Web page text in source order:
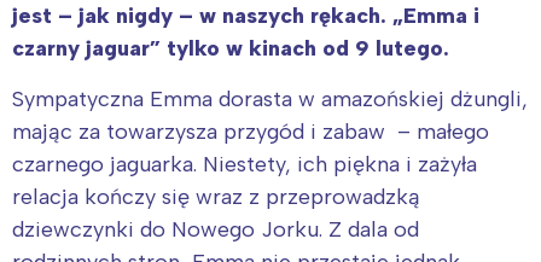
jest – jak nigdy – w naszych rękach. „Emma i
czarny jaguar” tylko w kinach od 9 lutego.
Sympatyczna Emma dorasta w amazońskiej dżungli,
mając za towarzysza przygód i zabaw – małego
czarnego jaguarka. Niestety, ich piękna i zażyła
relacja kończy się wraz z przeprowadzką
dziewczynki do Nowego Jorku. Z dala od